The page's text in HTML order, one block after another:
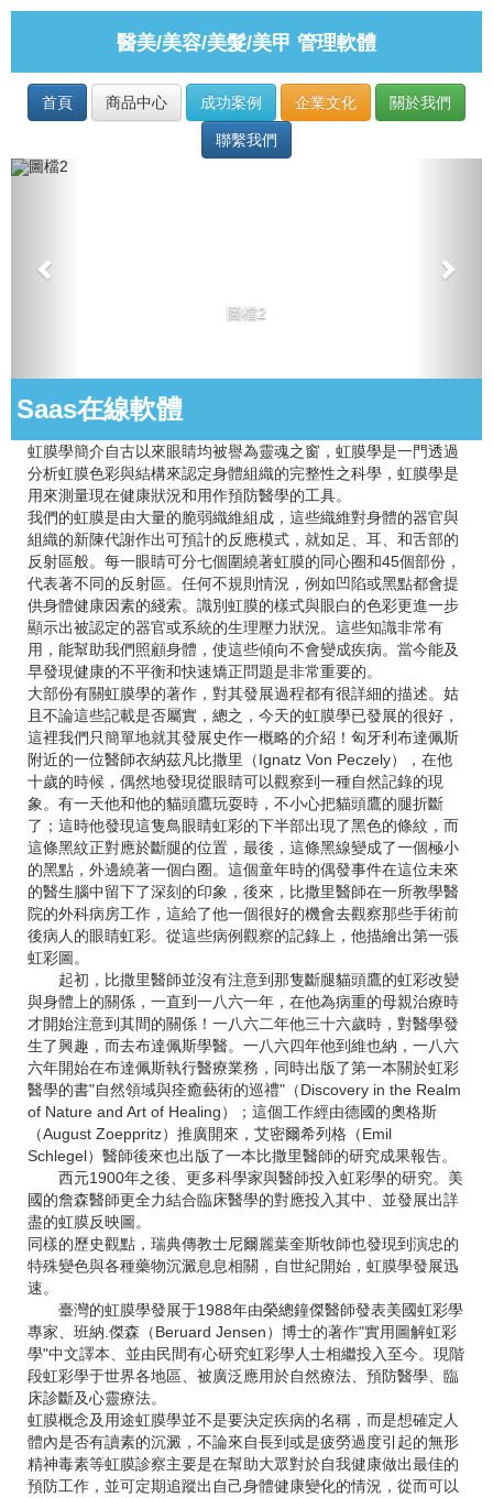
醫美/美容/美髮/美甲 管理軟體
首頁 商品中心 成功案例 企業文化 關於我們
聯繫我們
圖檔2
Saas在線軟體
虹膜學簡介自古以來眼睛均被譽為靈魂之窗，虹膜學是一門透過
分析虹膜色彩與結構來認定身體組織的完整性之科學，虹膜學是
用來測量現在健康狀況和用作預防醫學的工具。
我們的虹膜是由大量的脆弱織維組成，這些織維對身體的器官與
組織的新陳代謝作出可預計的反應模式，就如足、耳、和舌部的
反射區般。每一眼睛可分七個圍繞著虹膜的同心圈和45個部份，
代表著不同的反射區。任何不規則情況，例如凹陷或黑點都會提
供身體健康因素的綫索。識別虹膜的樣式與眼白的色彩更進一步
顯示出被認定的器官或系統的生理壓力狀況。這些知識非常有
用，能幫助我們照顧身體，使這些傾向不會變成疾病。當今能及
早發現健康的不平衡和快速矯正問題是非常重要的。
大部份有關虹膜學的著作，對其發展過程都有很詳細的描述。姑
且不論這些記載是否屬實，總之，今天的虹膜學已發展的很好，
這裡我們只簡單地就其發展史作一概略的介紹！匈牙利布達佩斯
附近的一位醫師衣納茲凡比撒里（Ignatz Von Peczely），在他
十歲的時候，偶然地發現從眼睛可以觀察到一種自然記錄的現
象。有一天他和他的貓頭鷹玩耍時，不小心把貓頭鷹的腿折斷
了；這時他發現這隻鳥眼睛虹彩的下半部出現了黑色的條紋，而
這條黑紋正對應於斷腿的位置，最後，這條黑線變成了一個極小
的黑點，外邊繞著一個白圈。這個童年時的偶發事件在這位未來
的醫生腦中留下了深刻的印象，後來，比撒里醫師在一所教學醫
院的外科病房工作，這給了他一個很好的機會去觀察那些手術前
後病人的眼睛虹彩。從這些病例觀察的記錄上，他描繪出第一張
虹彩圖。
起初，比撒里醫師並沒有注意到那隻斷腿貓頭鷹的虹彩改變
與身體上的關係，一直到一八六一年，在他為病重的母親治療時
才開始注意到其間的關係！一八六二年他三十六歲時，對醫學發
生了興趣，而去布達佩斯學醫。一八六四年他到維也納，一八六
六年開始在布達佩斯執行醫療業務，同時出版了第一本關於虹彩
醫學的書"自然領域與痊癒藝術的巡禮"（Discovery in the Realm
of Nature and Art of Healing）；這個工作經由德國的奧格斯
（August Zoeppritz）推廣開來，艾密爾希列格（Emil
Schlegel）醫師後來也出版了一本比撒里醫師的研究成果報告。
西元1900年之後、更多科學家與醫師投入虹彩學的研究。美
國的詹森醫師更全力結合臨床醫學的對應投入其中、並發展出詳
盡的虹膜反映圖。
同樣的歷史觀點，瑞典傳教士尼爾麗葉奎斯牧師也發現到演忠的
特殊變色與各種藥物沉澱息息相關，自世紀開始，虹膜學發展迅
速。
臺灣的虹膜學發展于1988年由榮總鐘傑醫師發表美國虹彩學
專家、班納.傑森（Beruard Jensen）博士的著作"實用圖解虹彩
學"中文譯本、並由民間有心研究虹彩學人士相繼投入至今。現階
段虹彩學于世界各地區、被廣泛應用於自然療法、預防醫學、臨
床診斷及心靈療法。
虹膜概念及用途虹膜學並不是要決定疾病的名稱，而是想確定人
體內是否有讀素的沉澱，不論來自長到或是疲勞過度引起的無形
精神毒素等虹膜診察主要是在幫助大眾對於自我健康做出最佳的
預防工作，並可定期追蹤出自己身體健康變化的情況，從而可以